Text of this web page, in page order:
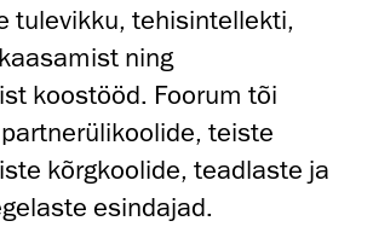
tulevikku, tehisintellekti,
ning
koostööd. Foorum tõi
teiste
kõrgkoolide, teadlaste ja
esindajad.